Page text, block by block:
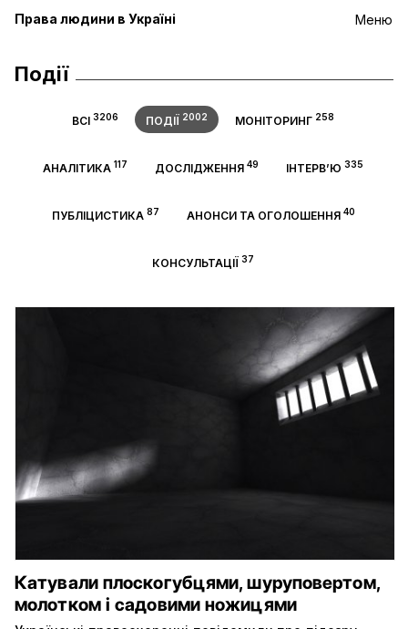
Меню
Права людини в Україні
Події
ВСІ 3206 ПОДІЇ 2002 МОНІТОРИНГ 258
АНАЛІТИКА 117 ДОСЛІДЖЕННЯ 49 ІНТЕРВ’Ю 335
ПУБЛІЦИСТИКА 87 АНОНСИ ТА ОГОЛОШЕННЯ40
КОНСУЛЬТАЦІЇ 37
Катували плоскогубцями, шуруповертом,
молотком і садовими ножицями